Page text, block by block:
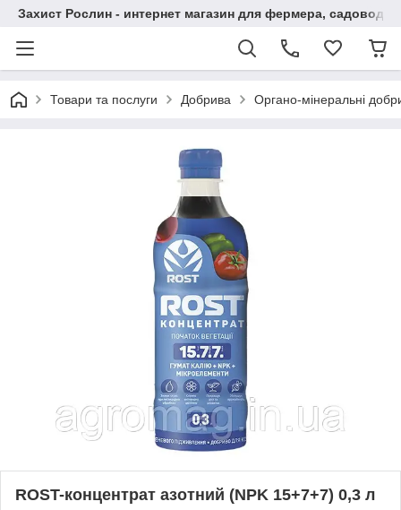
Захист Рослин - интернет магазин для фермера,
Товари та послуги Добрива Органо-мінеральні
ROST-концентрат азотний (NPK 15+7+7) 0,3 л